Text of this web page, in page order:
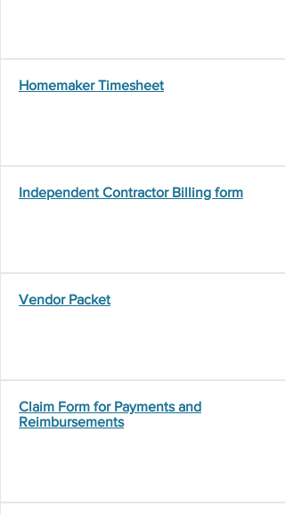
Homemaker Timesheet
Independent Contractor Billing form
Vendor Packet
Claim Form for Payments and
Reimbursements